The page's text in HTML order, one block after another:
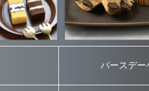
バースデー